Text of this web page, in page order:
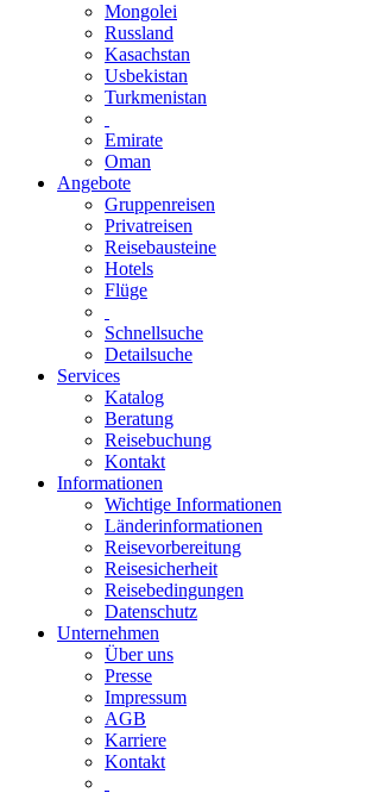
Mongolei
Russland
Kasachstan
Usbekistan
Turkmenistan
Emirate
Oman
Angebote
Gruppenreisen
Privatreisen
Reisebausteine
Hotels
Flüge
Schnellsuche
Detailsuche
Services
Katalog
Beratung
Reisebuchung
Kontakt
Informationen
Wichtige Informationen
Länderinformationen
Reisevorbereitung
Reisesicherheit
Reisebedingungen
Datenschutz
Unternehmen
Über uns
Presse
Impressum
AGB
Karriere
Kontakt